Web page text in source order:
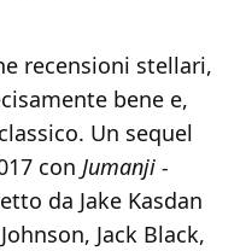
recensioni stellari,
bene e,
Un sequel
con Jumanji -
da Jake Kasdan
Jack Black,